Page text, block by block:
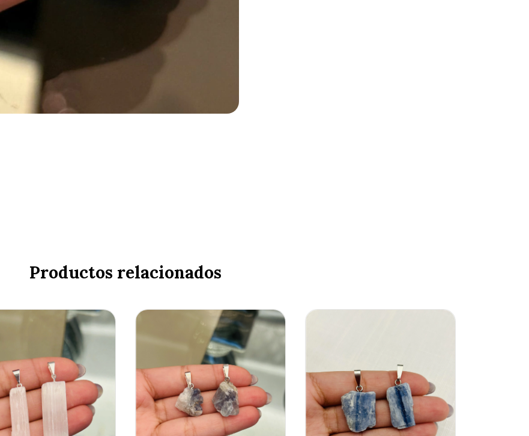
Productos relacionados